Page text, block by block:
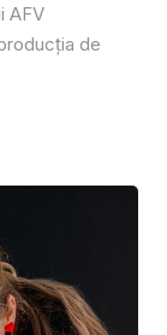
AFV
de